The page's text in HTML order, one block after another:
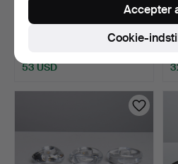
Buddha, udskåret træ, …
53 USD
Cookie-
Accepter